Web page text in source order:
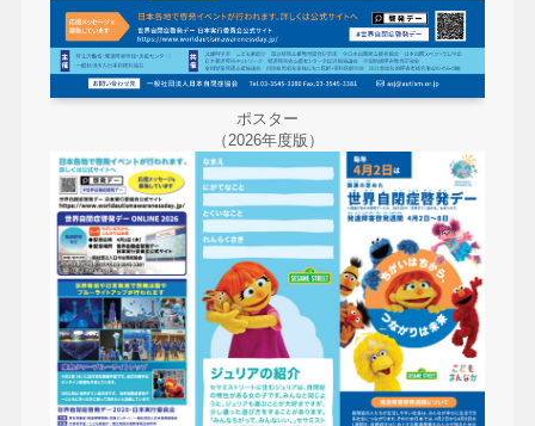
ポスター
（2026年度版）